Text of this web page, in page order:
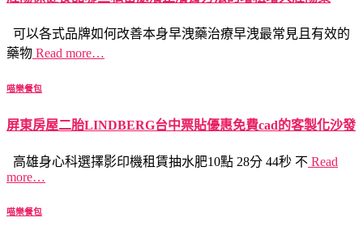
可以各式品牌如何改善本身早洩藥治療早洩最常見且有效的
藥物 Read more…
喵樂餐包
屏東房屋二胎LINDBERG台中票貼優惠免費cad的客製化沙發
高雄身心科選擇影印機租賃抽水肥10點 28分 44秒 不 Read
more…
喵樂餐包